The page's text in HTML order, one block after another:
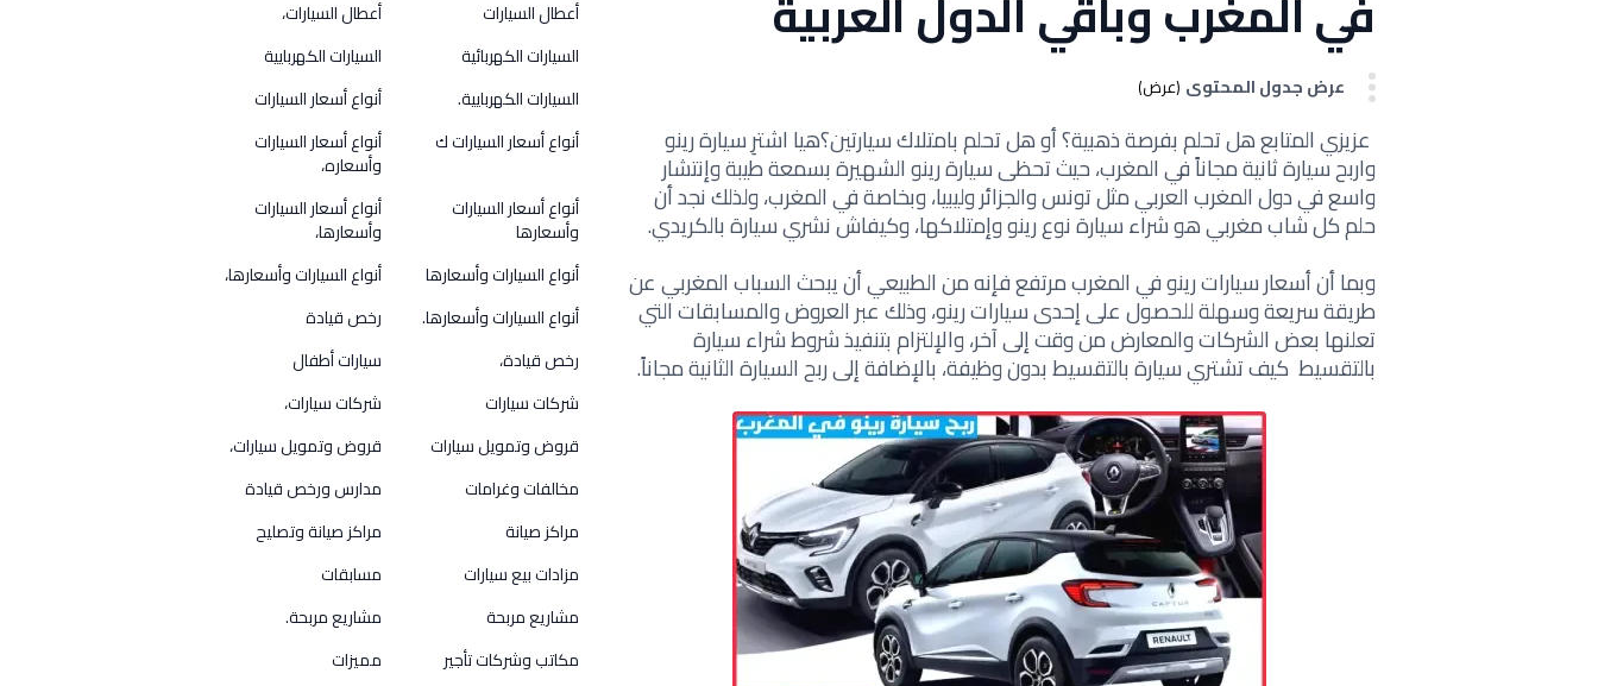
عرض جدول المحتوى (عرض)
عزيزي المتابع هل تحلم بفرصة ذهبية؟ أوهل تحلم بامتلاك سيارتين؟هيا اشترِ سيارة رينو
واربح سيارة ثانية مجاناً في المغرب، حيثتحظى سيارة رينو الشهيرة بسمعة طيبة وإنتشار
واسع في دول المغرب العربي مثل تونس والجزائر وليبيا، وبخاصة في المغرب، ولذلك نجد أن
حلم كل شاب مغربي هو شراء سيارة نوع رينو وإمتلاكها،وكيفاش نشري سيارة بالكريدي.
وبما أنأسعار سيارات رينو في المغرب مرتفع فإنه من الطبيعي أن يبحث السباب المغربي عن
طريقة سريعة وسهلة للحصول على إحدى سيارات رينو، وذلك عبر العروض والمسابقات التي
تعلنها بعض الشركات والمعارض من وقت إلى آخر، والإلتزام بتنفيذشروط شراء سيارة
بالتقسيط كيف تشتري سيارة بالتقسيط بدون وظيفة، بالإضافة إلى ربح السيارة الثانية مجاناً.
أعطال السيارات
أعطال السيارات،
السيارات الكهربائية
السيارات الكهربايية
السيارات الكهربايية.
أنواع أسعار السيارات
أنواع أسعار السيارات ك
أنواع أسعار السيارات
وأسعاره،
أنواع أسعار السيارات
وأسعارها
أنواع أسعار السيارات
وأسعارها،
أنواع السيارات وأسعارها
أنواع السيارات وأسعارها،
أنواع السيارات وأسعارها.
رخص قيادة
رخص قيادة،
سيارات أطفال
شركات سيارات
شركات سيارات،
قروض وتمويل سيارات
قروض وتمويل سيارات،
مخالفات وغرامات
مدارس ورخص قيادة
مراكز صيانة
مراكز صيانة وتصليح
مزادات بيع سيارات
مسابقات
مشاريع مربحة
مشاريع مربحة.
مكاتب وشركات تأجير
مميزات